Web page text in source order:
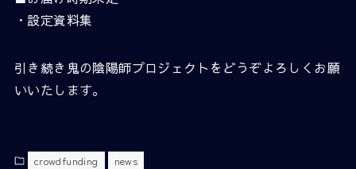
・設定資料集
引き続き鬼の陰陽師プロジェクトをどうぞよろしくお願
いいたします。
crowdfunding news